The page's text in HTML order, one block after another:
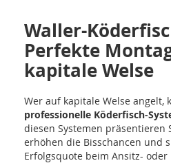
Waller-
Perfekte
kapitale Welse
Wer auf kapitale Welse angelt,
professionelle Köderfisch-
diesen Systemen präsentieren
erhöhen die Bisschancen und
Erfolgsquote beim Ansitz- oder